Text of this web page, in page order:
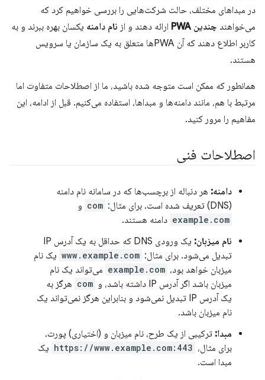
در مبداهای مختلف، حالت شرکت‌هایی را بررسی خواهیم کرد که
می‌خواهند چندین PWA ارائه دهند و از نام دامنه یکسان بهره ببرند و به
کاربر اطلاع دهند که آن PWAها متعلق به یک سازمان یا سرویس
هستند.
همانطور که ممکن است متوجه شده باشید، ما از اصطلاحات متفاوت اما
مرتبط با هم، مانند دامنه‌ها و مبداها، استفاده می‌کنیم. قبل از ادامه، این
مفاهیم را مرور کنید.
اصطلاحات فنی
دامنه: هر دنباله از برچسب‌ها که در سامانه نام دامنه
(DNS) تعریف شده است. برای مثال:
com و
example.com دامنه هستند.
نام میزبان:
یک ورودی DNS که حداقل به یک آدرس IP
تبدیل می‌شود. برای مثال: www.example.com یک نام
میزبان خواهد بود، example.com می‌تواند یک نام
میزبان باشد اگر آدرس IP داشته باشد، و
com هرگز به
یک آدرس IP تبدیل نمی‌شود و بنابراین هرگز نمی‌تواند یک
نام میزبان باشد.
مبدا: ترکیبی از یک طرح، نام میزبان و (اختیاری) پورت.
برای مثال، https://www.example.com:443 یک
مبدا است.